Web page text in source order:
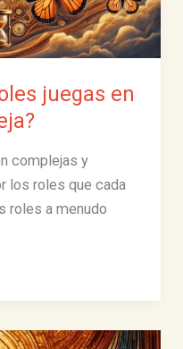
juegas en
complejas y
los roles que cada
roles a menudo